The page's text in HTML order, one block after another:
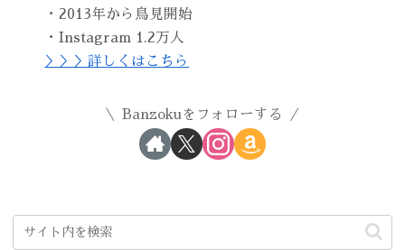
・2013年から鳥見開始
・Instagram 1.2万人
＞＞＞詳しくはこちら
Banzokuをフォローする